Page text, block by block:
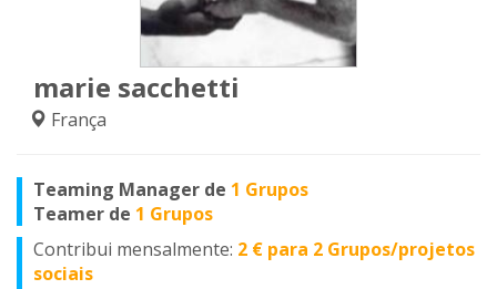
marie sacchetti
França
Teaming Manager de 1 Grupos
Teamer de 1 Grupos
Contribui mensalmente: 2 € para 2 Grupos/projetos
sociais